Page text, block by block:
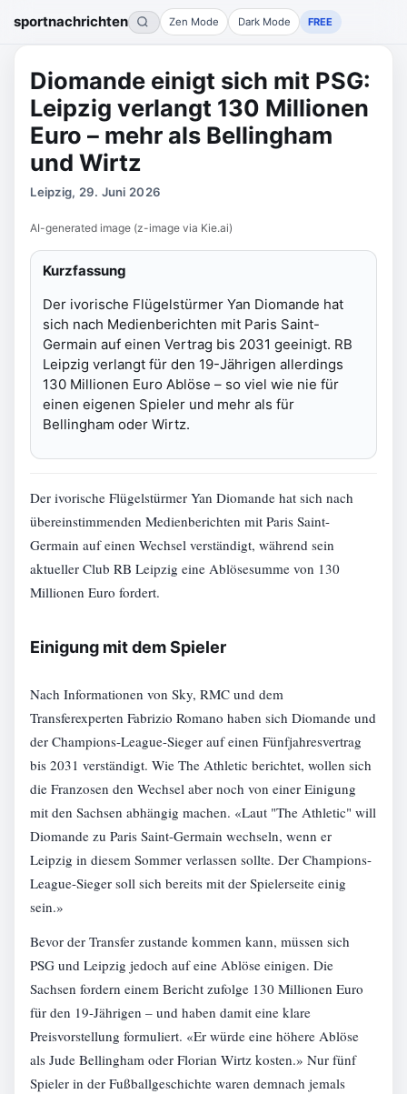
sportnachrichten Zen Mode Dark Mode FREE
Diomande einigt sich mit PSG:
Leipzig verlangt 130 Millionen
Euro – mehr als Bellingham
und Wirtz
Leipzig, 29. Juni 2026
AI-generated image (z-image via Kie.ai)
Kurzfassung
Der ivorische Flügelstürmer Yan Diomande hat
sich nach Medienberichten mit Paris Saint-
Germain auf einen Vertrag bis 2031 geeinigt. RB
Leipzig verlangt für den 19-Jährigen allerdings
130 Millionen Euro Ablöse – so viel wie nie für
einen eigenen Spieler und mehr als für
Bellingham oder Wirtz.
Der ivorische Flügelstürmer Yan Diomande hat sich nach
übereinstimmenden Medienberichten mit Paris Saint-
Germain auf einen Wechsel verständigt, während sein
aktueller Club RB Leipzig eine Ablösesumme von 130
Millionen Euro fordert.
Einigung mit dem Spieler
Nach Informationen von Sky, RMC und dem
Transferexperten Fabrizio Romano haben sich Diomande und
der Champions-League-Sieger auf einen Fünfjahresvertrag
bis 2031 verständigt. Wie The Athletic berichtet, wollen sich
die Franzosen den Wechsel aber noch von einer Einigung
mit den Sachsen abhängig machen. «Laut "The Athletic" will
Diomande zu Paris Saint-Germain wechseln, wenn er
Leipzig in diesem Sommer verlassen sollte. Der Champions-
League-Sieger soll sich bereits mit der Spielerseite einig
sein.»
Bevor der Transfer zustande kommen kann, müssen sich
PSG und Leipzig jedoch auf eine Ablöse einigen. Die
Sachsen fordern einem Bericht zufolge 130 Millionen Euro
für den 19-Jährigen – und haben damit eine klare
Preisvorstellung formuliert. «Er würde eine höhere Ablöse
als Jude Bellingham oder Florian Wirtz kosten.» Nur fünf
Spieler in der Fußballgeschichte waren demnach jemals